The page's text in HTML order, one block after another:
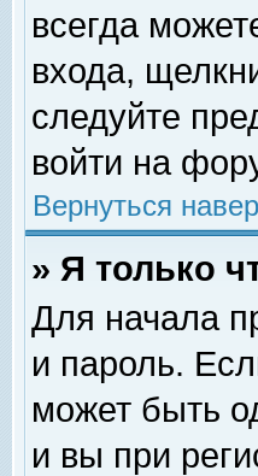
всегда
входа,
следуйте
войти на
Вернуться
» Я только
Для начала
и пароль.
может быть
и вы при